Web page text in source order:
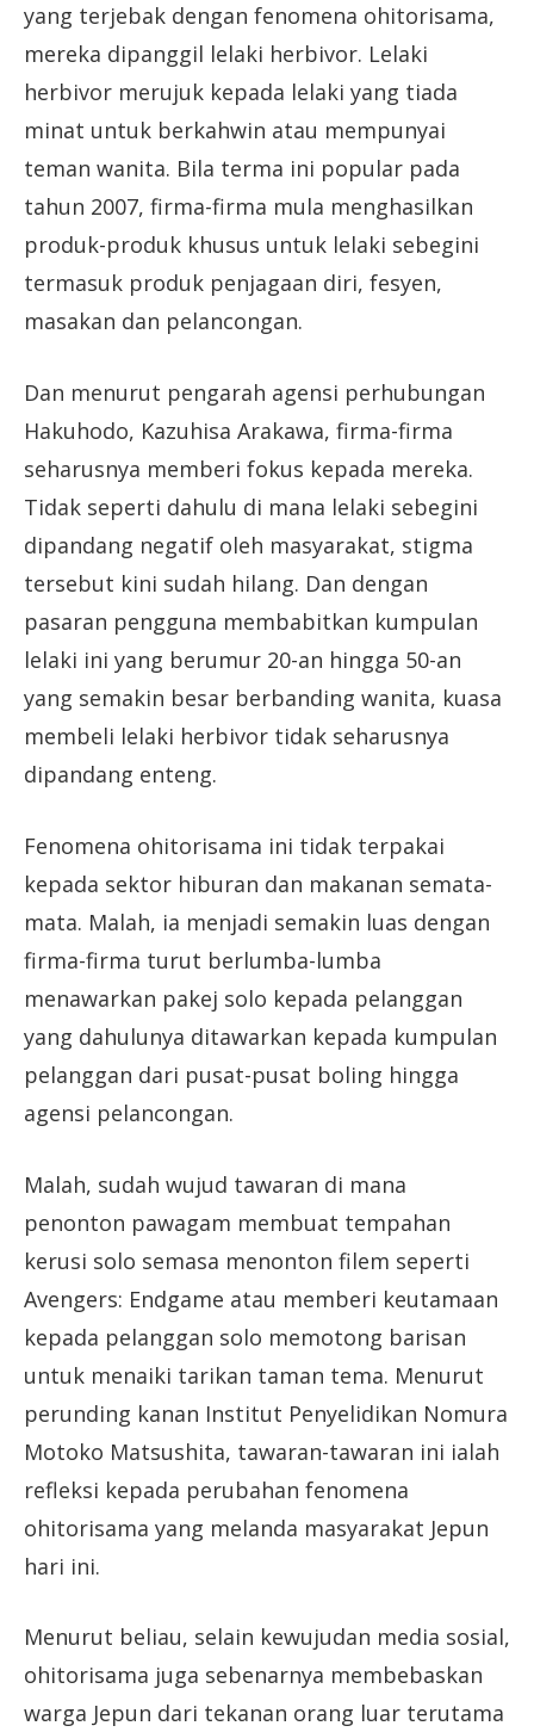
yang terjebak dengan fenomena ohitorisama,
mereka dipanggil lelaki herbivor. Lelaki
herbivor merujuk kepada lelaki yang tiada
minat untuk berkahwin atau mempunyai
teman wanita. Bila terma ini popular pada
tahun 2007, firma-firma mula menghasilkan
produk-produk khusus untuk lelaki sebegini
termasuk produk penjagaan diri, fesyen,
masakan dan pelancongan.
Dan menurut pengarah agensi perhubungan
Hakuhodo, Kazuhisa Arakawa, firma-firma
seharusnya memberi fokus kepada mereka.
Tidak seperti dahulu di mana lelaki sebegini
dipandang negatif oleh masyarakat, stigma
tersebut kini sudah hilang. Dan dengan
pasaran pengguna membabitkan kumpulan
lelaki ini yang berumur 20-an hingga 50-an
yang semakin besar berbanding wanita, kuasa
membeli lelaki herbivor tidak seharusnya
dipandang enteng.
Fenomena ohitorisama ini tidak terpakai
kepada sektor hiburan dan makanan semata-
mata. Malah, ia menjadi semakin luas dengan
firma-firma turut berlumba-lumba
menawarkan pakej solo kepada pelanggan
yang dahulunya ditawarkan kepada kumpulan
pelanggan dari pusat-pusat boling hingga
agensi pelancongan.
Malah, sudah wujud tawaran di mana
penonton pawagam membuat tempahan
kerusi solo semasa menonton filem seperti
Avengers: Endgame atau memberi keutamaan
kepada pelanggan solo memotong barisan
untuk menaiki tarikan taman tema. Menurut
perunding kanan Institut Penyelidikan Nomura
Motoko Matsushita, tawaran-tawaran ini ialah
refleksi kepada perubahan fenomena
ohitorisama yang melanda masyarakat Jepun
hari ini.
Menurut beliau, selain kewujudan media sosial,
ohitorisama juga sebenarnya membebaskan
warga Jepun dari tekanan orang luar terutama